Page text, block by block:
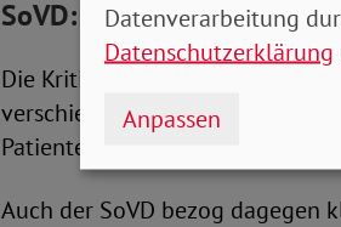
SoVD: Menschen würden
Die Kritik an dem Vorschlag
verschiedenen Seiten. Sowohl
Patientenschutz lehnten die
Auch der SoVD bezog
Datenverarbeitung
Datenschutzerklärung
Anpassen